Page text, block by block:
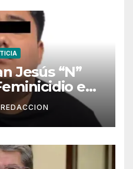
Jesús “N”
en
REDACCION